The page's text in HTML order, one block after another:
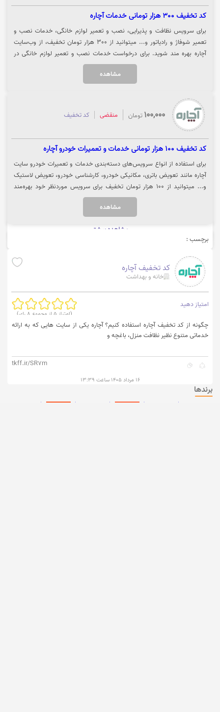
کد تخفیف 300 هزار تومانی خدمات آچاره
برای سرویس نظافت و پذیرایی، نصب و تعمیر لوازم خانگی، خدمات نصب و
تعمیر شوفاژ و رادیاتور و... میتوانید از 300 هزار تومان تخفیف، از وب‌سایت
آچاره بهره مند شوید. برای درخواست خدمات نصب و تعمیر لوازم خانگی در
سایت آچاره روی گزینه "خرید کنید" کلیک نمایید.
مشاهده
100,000 تومان منقضی کد تخفیف
کد تخفیف 100 هزار تومانی خدمات و تعمیرات خودرو آچاره
برای استفاده از انواع سرویس‌های دسته‌بندی خدمات و تعمیرات خودرو سایت
آچاره مانند تعویض باتری، مکانیکی خودرو، کارشناسی خودرو، تعویض لاستیک
و... میتوانید از 100 هزار تومان تخفیف برای سرویس موردنظر خود بهره‌مند
شوید. جهت استفاده از خدمات و تعمیرات خودرو سایت آچاره روی گزینه"خرید
مشاهده
مشاهده بیشتر
برچسب :
کد تخفیف آچاره
خانه و بهداشت
امتیاز دهید
(امتیاز 5 از مجموع 8 رای)
چگونه از کد تخفیف آچاره استفاده کنیم؟ آچاره یکی از سایت هایی که به ارائه
خدماتی متنوع نظیر نظافت منزل، باغچه و
tkff.ir/SR7m
۱۶ مرداد ۱۴۰۵ ساعت ۱۳:۳۹
برندها